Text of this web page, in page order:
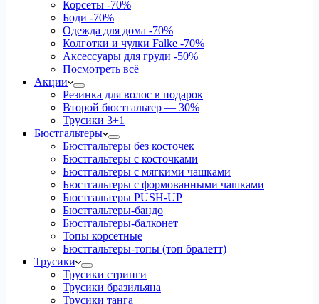
Корсеты -70%
Боди -70%
Одежда для дома -70%
Колготки и чулки Falke -70%
Аксессуары для груди -50%
Посмотреть всё
Акции
Резинка для волос в подарок
Второй бюстгальтер — 30%
Трусики 3+1
Бюстгальтеры
Бюстгальтеры без косточек
Бюстгальтеры с косточками
Бюстгальтеры с мягкими чашками
Бюстгальтеры с формованными чашками
Бюстгальтеры PUSH-UP
Бюстгальтеры-бандо
Бюстгальтеры-балконет
Топы корсетные
Бюстгальтеры-топы (топ бралетт)
Трусики
Трусики стринги
Трусики бразильяна
Трусики танга